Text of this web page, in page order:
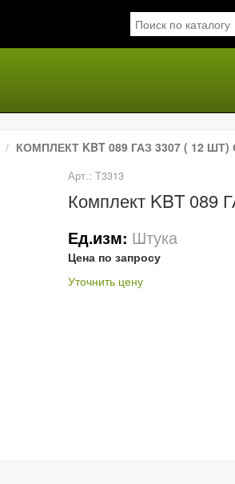
КОМПЛЕКТ KBT 089 ГАЗ 3307 ( 12
Арт.: Т3313
Комплект KBT 089
Ед.изм: Штука
Цена по запросу
Уточнить цену